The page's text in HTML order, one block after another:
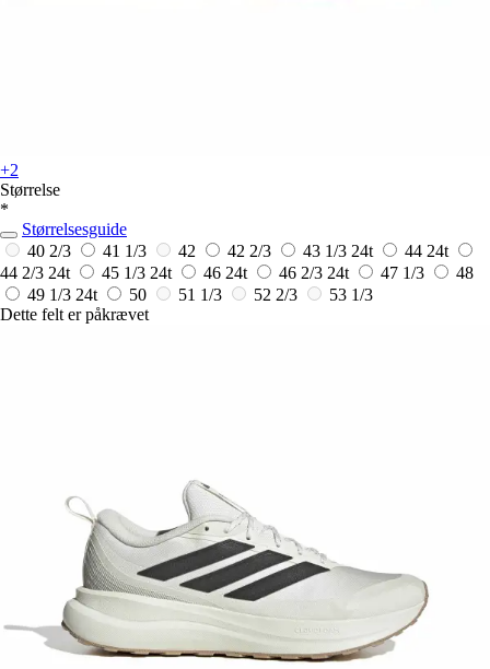
+2
Størrelse
*
Størrelsesguide
40 2/3
41 1/3 42 42 2/3 43 1/3 24t 44 24t
44 2/3 24t 45 1/3 24t 46 24t 46 2/3 24t 47 1/3
48
49 1/3 24t 50 51 1/3 52 2/3
53 1/3
Dette felt er påkrævet